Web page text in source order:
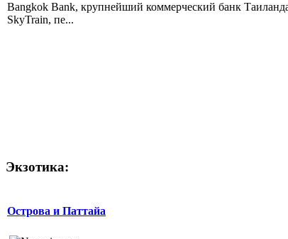
Bangkok Bank, крупнейший коммерческий банк
SkyTrain, пе...
Экзотика:
Острова и Паттайа